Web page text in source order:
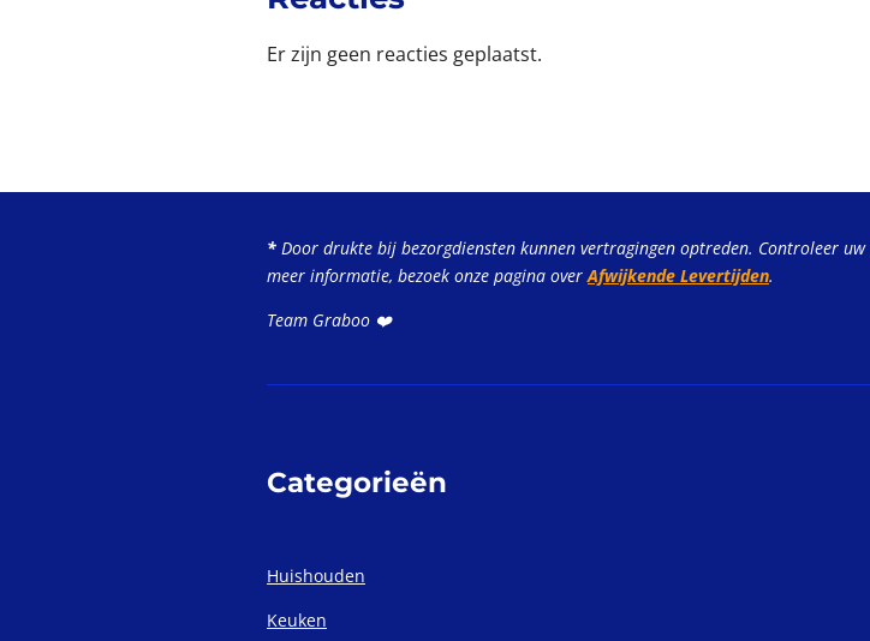
Er zijn geen reacties geplaatst.
* Door drukte bij bezorgdiensten kunnen vertragingen optreden. Controleer uw
meer informatie, bezoek onze pagina overAfwijkende Levertijden.
Team Graboo ❤️
Categorieën
Huishouden
Keuken